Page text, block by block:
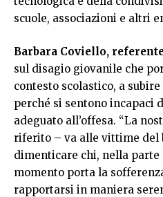
scuole, associazioni e altri
Barbara Coviello,
sul disagio giovanile che
contesto scolastico, a
perché si sentono incapaci
adeguato all’offesa. “La
riferito – va alle vittime del
dimenticare chi, nella parte
momento porta la
rapportarsi in maniera